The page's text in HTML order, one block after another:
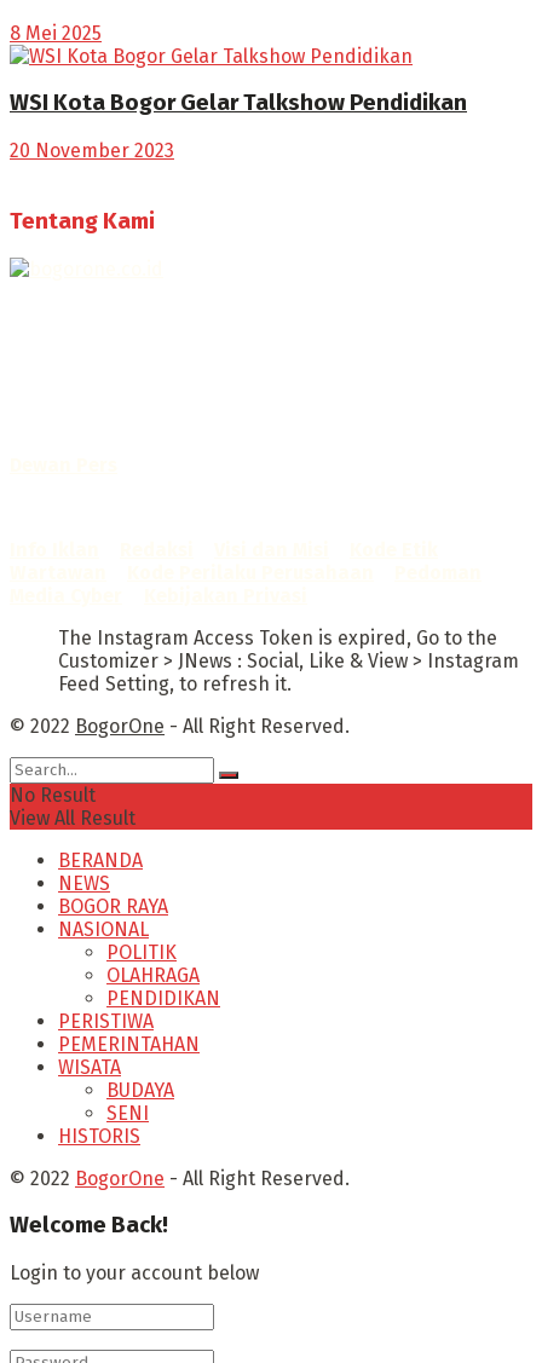
8 Mei 2025
WSI Kota Bogor Gelar Talkshow Pendidikan
20 November 2023
Tentang Kami
The Instagram Access Token is expired, Go to the
Customizer > JNews : Social, Like & View > Instagram
Feed Setting, to refresh it.
© 2022 BogorOne - All Right Reserved.
No Result
View All Result
BERANDA
NEWS
BOGOR RAYA
NASIONAL
POLITIK
OLAHRAGA
PENDIDIKAN
PERISTIWA
PEMERINTAHAN
WISATA
BUDAYA
SENI
HISTORIS
© 2022 BogorOne - All Right Reserved.
Welcome Back!
Login to your account below